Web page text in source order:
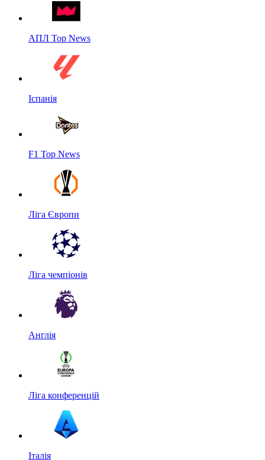
АПЛ Top News
Іспанія
F1 Top News
Ліга Європи
Ліга чемпіонів
Англія
Ліга конференцій
Італія